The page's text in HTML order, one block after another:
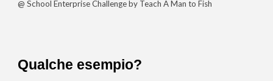
@ School Enterprise Challenge by Teach A Man to Fish
Qualche esempio?